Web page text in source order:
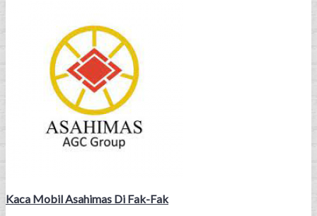
Kaca Mobil Asahimas Di Fak-Fak